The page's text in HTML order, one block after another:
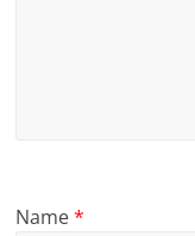
Name*